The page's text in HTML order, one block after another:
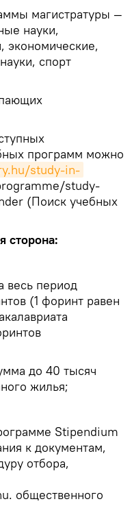
магистратуры —
науки,
экономические,
спорт
программ можно
study-in-
study-
(Поиск учебных
сторона:
весь период
(1 форинт равен
до 40 тысяч
жилья;
Stipendium
к документам,
отбора,
общественного